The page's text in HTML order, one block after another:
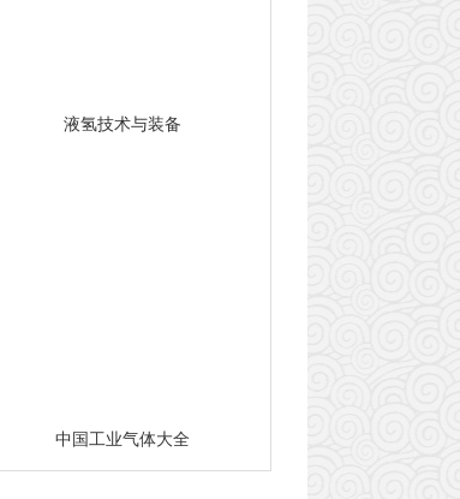
液氢技术与装备
中国工业气体大全